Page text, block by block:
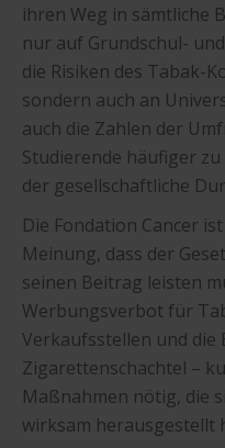
ihren Weg in sämtliche
nur auf Grundschul-
die Risiken des Tabak-
sondern auch an
auch die Zahlen der
Studierende häufiger
der gesellschaftliche
Die Fondation Cancer
Meinung, dass der
seinen Beitrag leisten
Werbungsverbot für
Verkaufsstellen und
Zigarettenschachtel –
Maßnahmen nötig, die
wirksam herausgestellt